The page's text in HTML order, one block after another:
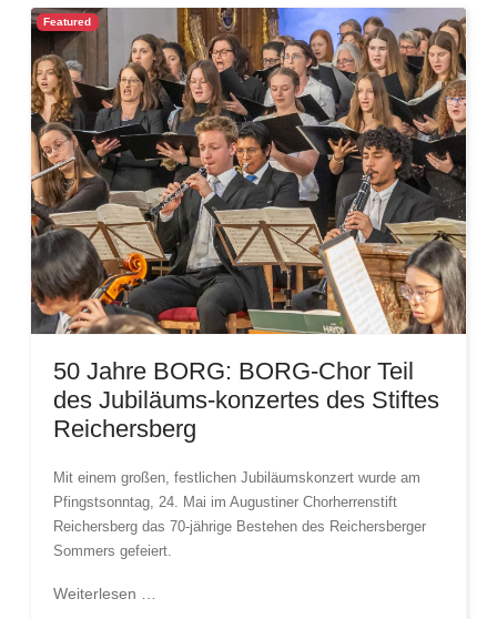
Featured
50 Jahre BORG: BORG-Chor Teil
des Jubiläums-konzertes des Stiftes
Reichersberg
Mit einem großen, festlichen Jubiläumskonzert wurde am
Pfingstsonntag, 24. Mai im Augustiner Chorherrenstift
Reichersberg das 70-jährige Bestehen des Reichersberger
Sommers gefeiert.
Weiterlesen …